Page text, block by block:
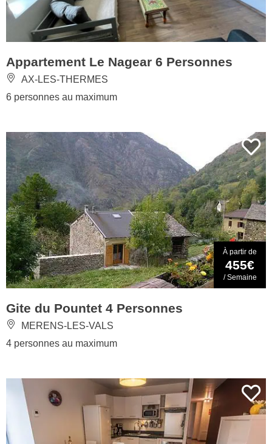
Appartement Le Nagear 6 Personnes
AX-LES-THERMES
6 personnes au maximum
À partir de
455€
/ Semaine
Gite du Pountet 4 Personnes
MERENS-LES-VALS
4 personnes au maximum